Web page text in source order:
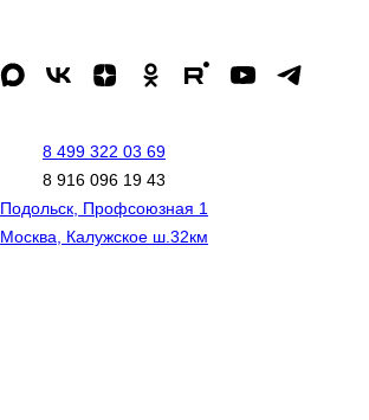
8 499 322 03 69
8 916 096 19 43
Подольск, Профсоюзная 1
Москва, Калужское ш.32км